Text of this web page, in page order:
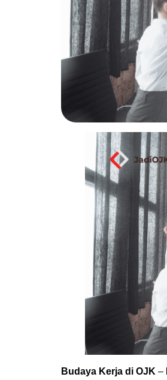
Budaya Kerja di OJK –